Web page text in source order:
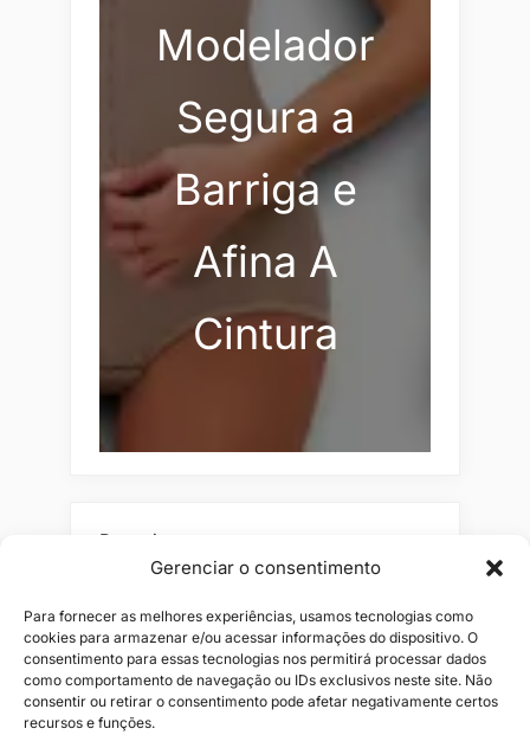
Gerenciar o consentimento
Para fornecer as melhores experiências, usamos tecnologias como
cookies para armazenar e/ou acessar informações do dispositivo. O
consentimento para essas tecnologias nos permitirá processar dados
como comportamento de navegação ou IDs exclusivos neste site. Não
consentir ou retirar o consentimento pode afetar negativamente certos
recursos e funções.
Modelador
Segura a
Barriga e
Afina A
Cintura
Pesquisar